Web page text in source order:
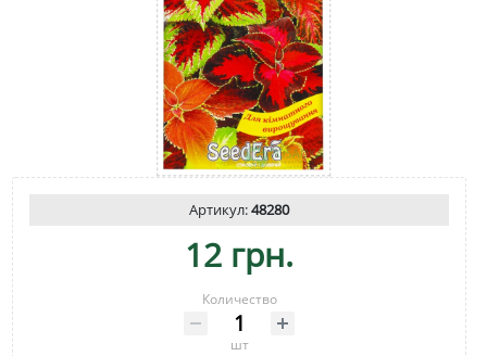
Артикул:48280
12 грн.
Количество
шт